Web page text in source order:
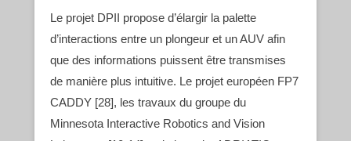
Le projet DPII propose d’élargir la palette
d’interactions entre un plongeur et un AUV afin
que des informations puissent être transmises
de manière plus intuitive. Le projet européen FP7
CADDY [28], les travaux du groupe du
Minnesota Interactive Robotics and Vision